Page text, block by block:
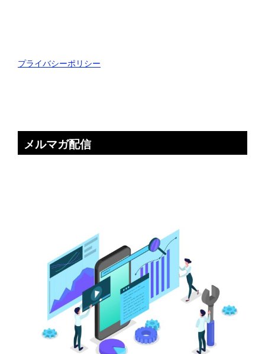
プライバシーポリシー
メルマガ配信